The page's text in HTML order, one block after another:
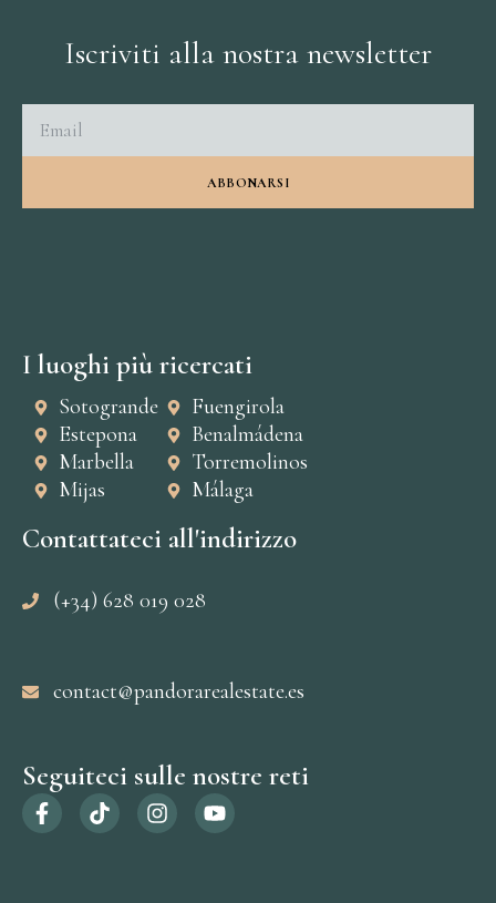
Iscriviti alla nostra newsletter
ABBONARSI
I luoghi più ricercati
Sotogrande
Estepona
Marbella
Mijas
Fuengirola
Benalmádena
Torremolinos
Málaga
Contattateci all'indirizzo
(+34) 628 019 028
contact@pandorarealestate.es
Seguiteci sulle nostre reti